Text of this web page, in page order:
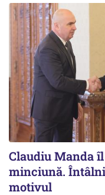
Claudiu Manda
minciună.
motivul